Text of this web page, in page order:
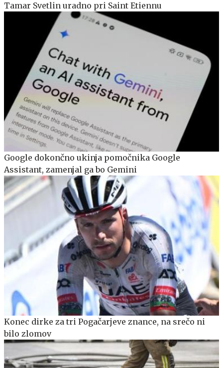
Tamar Svetlin uradno pri Saint Etiennu
Google dokončno ukinja pomočnika Google
Assistant, zamenjal ga bo Gemini
Konec dirke za tri Pogačarjeve znance, na srečo ni
bilo zlomov